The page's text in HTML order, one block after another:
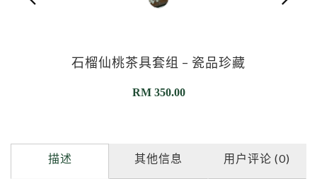
石榴仙桃茶具套组 – 瓷品珍藏
RM350.00
描述 其他信息 用户评论 (0)